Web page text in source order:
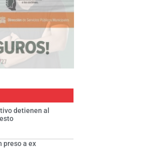
detienen al
preso a ex